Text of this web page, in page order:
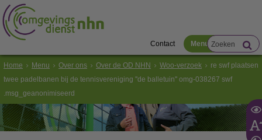
Contact Menu
Home Menu Over ons Over de OD NHN Woo-verzoek
re swf plaatsen
twee padelbanen bij de tennisvereniging ''de balletuin'' omg-038267 swf
.msg_geanonimiseerd